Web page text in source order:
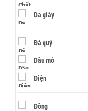
Da giày
Đá quý
Dầu mỏ
Điện
Đồng